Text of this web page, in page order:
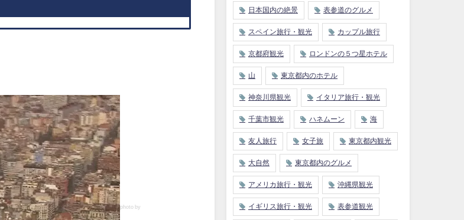
photo by
日本国内の絶景 表参道のグルメ
スペイン旅行・観光 カップル旅行
京都府観光 ロンドンの５つ星ホテル
山 東京都内のホテル
神奈川県観光 イタリア旅行・観光
千葉市観光 ハネムーン 海
友人旅行 女子旅 東京都内観光
大自然 東京都内のグルメ
アメリカ旅行・観光 沖縄県観光
イギリス旅行・観光 表参道観光